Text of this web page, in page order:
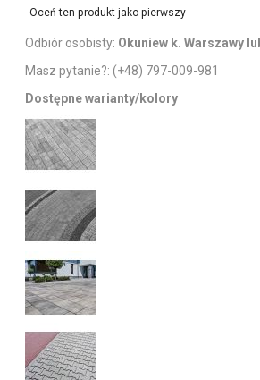
Oceń ten produkt jako pierwszy
Odbiór osobisty: Okuniew k. Warszawy
Masz pytanie?: (+48) 797-009-981
Dostępne warianty/kolory